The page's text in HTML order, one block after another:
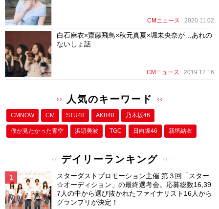
CMニュース 2020.11.02
白石麻衣×齋藤飛鳥×秋元真夏×堀未央奈が…あれの
ないしょ話
CMニュース 2019.12.16
人気のキーワード
CMNOW CM STU48 AKB48 乃木坂46
僕が⾒たかった⻘空 浜辺美波 TGC 日向坂46 新垣結衣
デイリーランキング
スターダストプロモーション主催 第３回「スター
☆オーディション」の最終選考会。応募総数16,39
7人の中から選び抜かれたファイナリスト16人から
グランプリが決定！